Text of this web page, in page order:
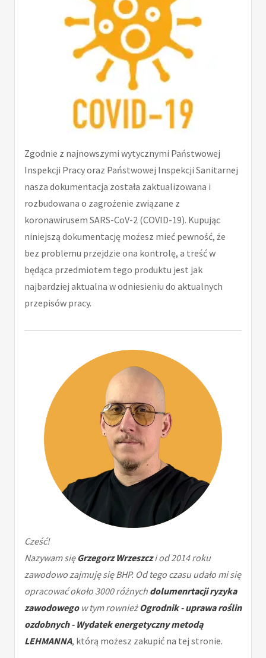
Zgodnie z najnowszymi wytycznymi Państwowej
Inspekcji Pracy oraz Państwowej Inspekcji Sanitarnej
nasza dokumentacja została zaktualizowana i
rozbudowana o zagrożenie związane z
koronawirusem SARS-CoV-2 (COVID-19). Kupując
niniejszą dokumentację możesz mieć pewność, że
bez problemu przejdzie ona kontrolę, a treść w
będąca przedmiotem tego produktu jest jak
najbardziej aktualna w odniesieniu do aktualnych
przepisów pracy.
Cześć!
Nazywam sięGrzegorz Wrzeszczi od 2014 roku
zawodowo zajmuję się BHP. Od tego czasu udało mi się
opracować około 3000 różnych dolumenrtacji ryzyka
zawodowegow tym rownieżOgrodnik - uprawa roślin
ozdobnych - Wydatek energetyczny metodą
LEHMANNA, którą możesz zakupić na tej stronie.